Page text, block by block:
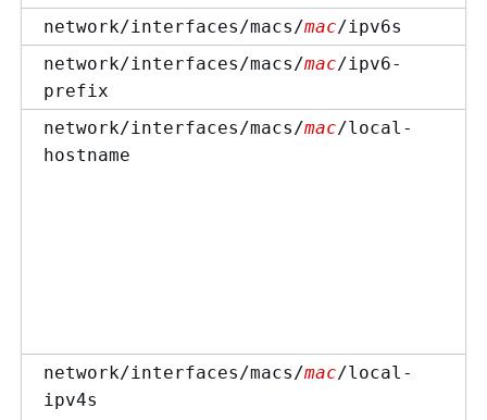
network/interfaces/macs/mac/ipv6s
network/interfaces/macs/mac/ipv6-
prefix
network/interfaces/macs/mac/local-
hostname
network/interfaces/macs/mac/local-
ipv4s